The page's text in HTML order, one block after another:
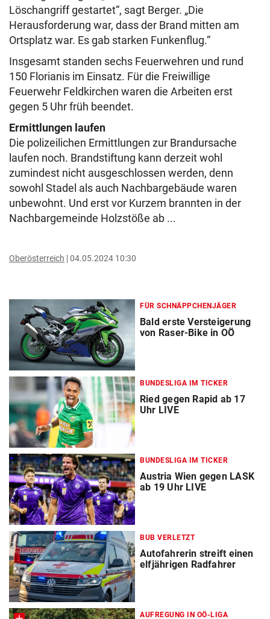
Löschangriff gestartet“, sagt Berger. „Die
Herausforderung war, dass der Brand mitten am
Ortsplatz war. Es gab starken Funkenflug.“
Insgesamt standen sechs Feuerwehren und rund
150 Florianis im Einsatz. Für die Freiwillige
Feuerwehr Feldkirchen waren die Arbeiten erst
gegen 5 Uhr früh beendet.
Ermittlungen laufen
Die polizeilichen Ermittlungen zur Brandursache
laufen noch. Brandstiftung kann derzeit wohl
zumindest nicht ausgeschlossen werden, denn
sowohl Stadel als auch Nachbargebäude waren
unbewohnt. Und erst vor Kurzem brannten in der
Nachbargemeinde Holzstöße ab ...
Oberösterreich 04.05.2024 10:30
FÜR SCHNÄPPCHENJÄGER
Bald erste Versteigerung
von Raser-Bike in OÖ
BUNDESLIGA IM TICKER
Ried gegen Rapid ab 17
Uhr LIVE
BUNDESLIGA IM TICKER
Austria Wien gegen LASK
ab 19 Uhr LIVE
BUB VERLETZT
Autofahrerin streift einen
elfjährigen Radfahrer
AUFREGUNG IN OÖ-LIGA